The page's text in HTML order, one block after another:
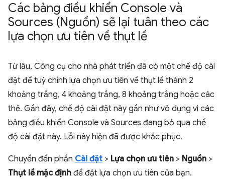
Các bảng điều khiển Console và
Sources (Nguồn) sẽ lại tuân theo các
lựa chọn ưu tiên về thụt lề
Từ lâu, Công cụ cho nhà phát triển đã có một chế độ cài
đặt để tuỳ chỉnh lựa chọn ưu tiên về thụt lề thành 2
khoảng trắng, 4 khoảng trắng, 8 khoảng trắng hoặc các
thẻ. Gần đây, chế độ cài đặt này gần như vô dụng vì các
bảng điều khiển Console và Sources đang bỏ qua chế
độ cài đặt này. Lỗi này hiện đã được khắc phục.
Chuyển đến phần Cài đặt > Lựa chọn ưu tiên > Nguồn >
Thụt lề mặc định để đặt lựa chọn ưu tiên của bạn.